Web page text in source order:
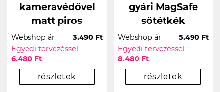
kameravédővel
matt piros
Webshop ár
3.490 Ft
Egyedi tervezéssel
6.480 Ft
részletek
gyári MagSafe
sötétkék
Webshop ár
5.490 Ft
Egyedi tervezéssel
8.480 Ft
részletek